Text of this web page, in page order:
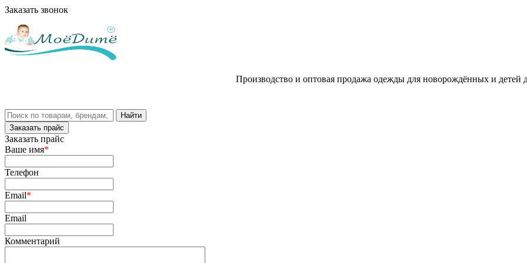
Заказать звонок
Производство и оптовая продажа одежды для новорождённых и детей
Заказать прайс
Заказать прайс
Ваше имя*
Телефон
Email*
Email
Комментарий